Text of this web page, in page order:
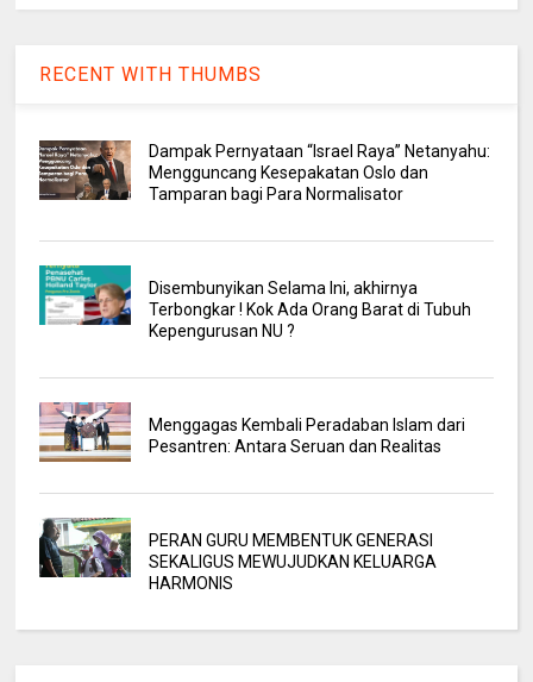
RECENT WITH THUMBS
Dampak Pernyataan “Israel Raya” Netanyahu:
Mengguncang Kesepakatan Oslo dan
Tamparan bagi Para Normalisator
Disembunyikan Selama Ini, akhirnya
Terbongkar ! Kok Ada Orang Barat di Tubuh
Kepengurusan NU ?
Menggagas Kembali Peradaban Islam dari
Pesantren: Antara Seruan dan Realitas
PERAN GURU MEMBENTUK GENERASI
SEKALIGUS MEWUJUDKAN KELUARGA
HARMONIS